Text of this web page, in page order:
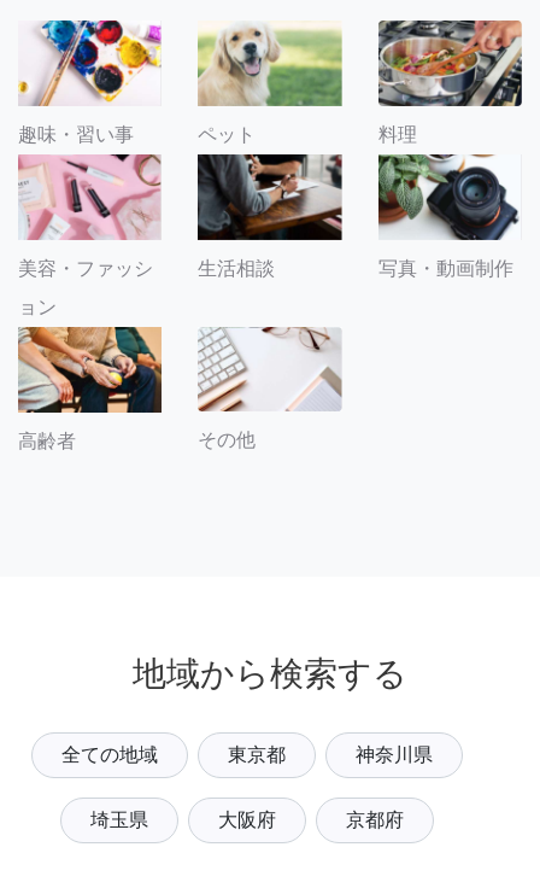
趣味・習い事 ペット 料理
美容・ファッシ
ョン
生活相談 写真・動画制作
高齢者 その他
地域から検索する
全ての地域 東京都 神奈川県
埼玉県 大阪府 京都府